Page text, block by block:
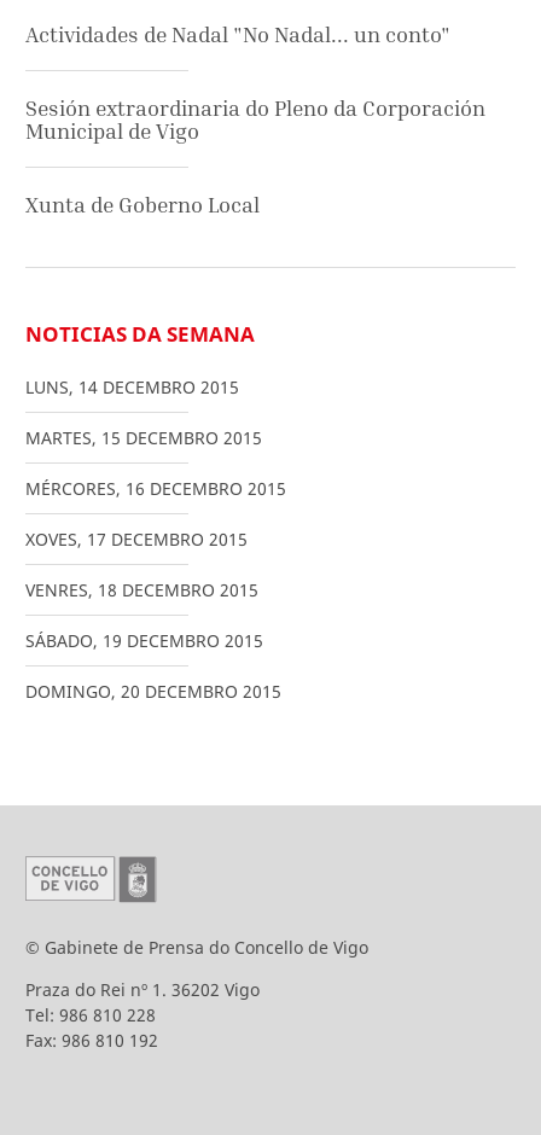
Actividades de Nadal "No Nadal... un conto"
Sesión extraordinaria do Pleno da Corporación
Municipal de Vigo
Xunta de Goberno Local
NOTICIAS DA SEMANA
LUNS, 14 DECEMBRO 2015
MARTES, 15 DECEMBRO 2015
MÉRCORES, 16 DECEMBRO 2015
XOVES, 17 DECEMBRO 2015
VENRES, 18 DECEMBRO 2015
SÁBADO, 19 DECEMBRO 2015
DOMINGO, 20 DECEMBRO 2015
© Gabinete de Prensa do Concello de Vigo
Praza do Rei nº 1. 36202 Vigo
Tel: 986 810 228
Fax: 986 810 192